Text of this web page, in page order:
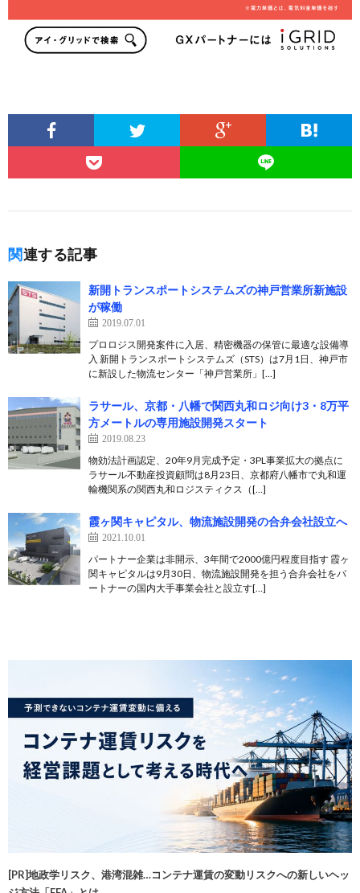
関連する記事
新開トランスポートシステムズの神戸営業所新施設
が稼働
2019.07.01
プロロジス開発案件に入居、精密機器の保管に最適な設備導
入 新開トランスポートシステムズ（STS）は7月1日、神戸市
に新設した物流センター「神戸営業所」[…]
ラサール、京都・八幡で関西丸和ロジ向け3・8万平
方メートルの専用施設開発スタート
2019.08.23
物効法計画認定、20年9月完成予定・3PL事業拡大の拠点に
ラサール不動産投資顧問は8月23日、京都府八幡市で丸和運
輸機関系の関西丸和ロジスティクス（[…]
霞ヶ関キャピタル、物流施設開発の合弁会社設立へ
2021.10.01
パートナー企業は非開示、3年間で2000億円程度目指す 霞ヶ
関キャピタルは9月30日、物流施設開発を担う合弁会社をパ
ートナーの国内大手事業会社と設立す[…]
[PR]地政学リスク、港湾混雑…コンテナ運賃の変動リスクへの新しいヘッ